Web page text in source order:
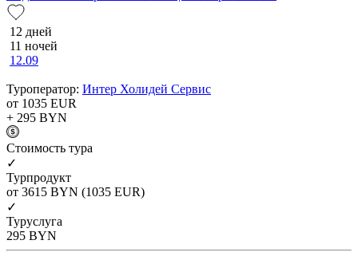
12 дней
11 ночей
12.09
Туроператор: Интер Холидей Сервис
от 1035 EUR
+ 295 BYN
Cтоимость тура
✓
Турпродукт
от 3615 BYN (1035 EUR)
✓
Туруслуга
295 BYN